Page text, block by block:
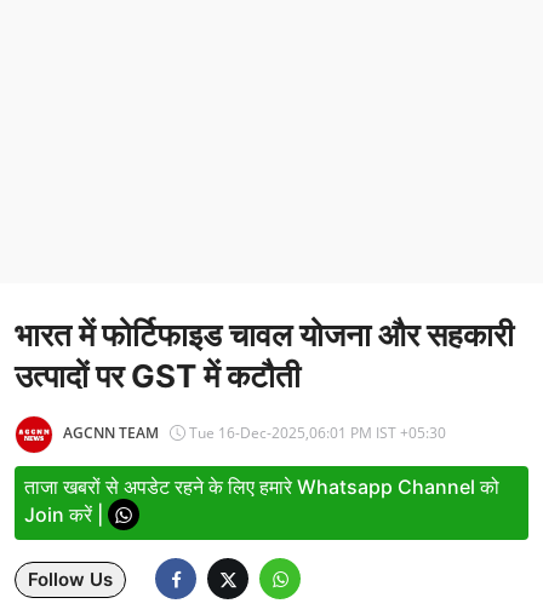
Business
Relationship
Education
Defence & Security
Environment
Lifestyle
भारत में फोर्टिफाइड चावल योजना और सहकारी
उत्पादों पर GST में कटौती
AGCNN TEAM Tue 16-Dec-2025,06:01 PM IST +05:30
ताजा खबरों से अपडेट रहने के लिए हमारे Whatsapp Channel को
Join करें |
Follow Us